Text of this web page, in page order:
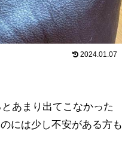
2024.01.07
あまり出てこなかった
には少し不安がある方も